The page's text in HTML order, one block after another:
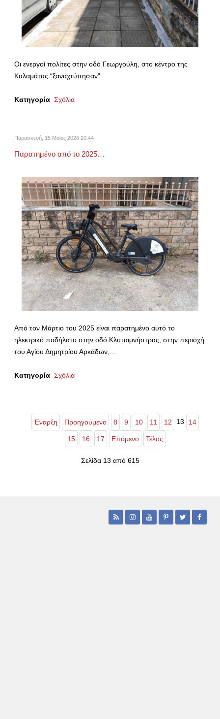
Οι ενεργοί πολίτες στην οδό Γεωργούλη, στο κέντρο της
Καλαμάτας “ξαναχτύπησαν”.
Κατηγορία Σχόλια
Παρασκευή, 15 Μαϊος 2026 20:44
Παρατημένο από το 2025…
Από τον Μάρτιο του 2025 είναι παρατημένο αυτό το
ηλεκτρικό ποδήλατο στην οδό Κλυταιμνήστρας, στην περιοχή
του Αγίου Δημητρίου Αρκάδων,…
Κατηγορία Σχόλια
Έναρξη Προηγούμενο 8 9 10 11 12 13 14
15 16 17 Επόμενο Τέλος
Σελίδα 13 από 615